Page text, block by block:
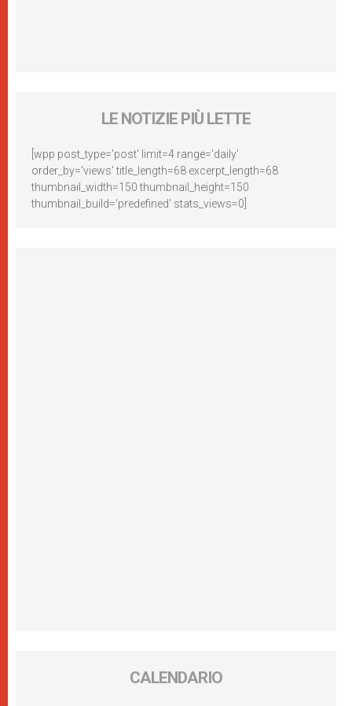
LE NOTIZIE PIÙ LETTE
[wpp post_type='post' limit=4 range='daily'
order_by='views' title_length=68 excerpt_length=68
thumbnail_width=150 thumbnail_height=150
thumbnail_build='predefined' stats_views=0]
CALENDARIO